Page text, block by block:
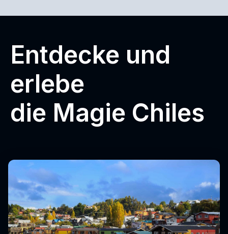
Entdecke und
erlebe
die Magie Chiles